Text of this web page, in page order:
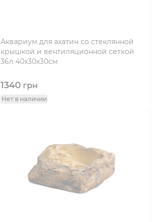
Аквариум для ахатин со стеклянной
крышкой и вентиляционной сеткой
36л 40х30х30см
1340грн
Нет в наличии